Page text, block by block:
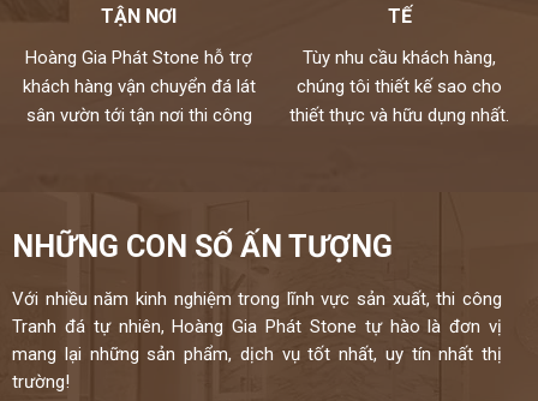
TẬN NƠI
Hoàng Gia Phát Stone hỗ trợ
khách hàng vận chuyển đá lát
sân vườn tới tận nơi thi công
TẾ
Tùy nhu cầu khách hàng,
chúng tôi thiết kế sao cho
thiết thực và hữu dụng nhất.
NHỮNG CON SỐ ẤN TƯỢNG
Với nhiều năm kinh nghiệm trong lĩnh vực sản xuất, thi công
Tranh đá tự nhiên, Hoàng Gia Phát Stone tự hào là đơn vị
mang lại những sản phẩm, dịch vụ tốt nhất, uy tín nhất thị
trường!